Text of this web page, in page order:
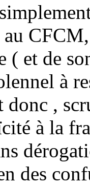
( et de
à
donc ,
à la
des